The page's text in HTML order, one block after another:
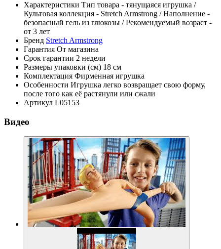
Характеристики Тип товара - тянущаяся игрушка /
Культовая коллекция - Stretch Armstrong / Наполнение -
безопасный гель из глюкозы / Рекомендуемый возраст -
от 3 лет
Бренд Stretch Armstrong
Гарантия От магазина
Срок гарантии 2 недели
Размеры упаковки (см) 18 см
Комплектация Фирменная игрушка
Особенности Игрушка легко возвращает свою форму,
после того как её растянули или сжали
Артикул L05153
Видео